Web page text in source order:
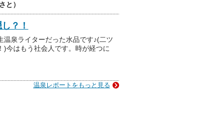
と）
？！
温泉ライターだった水品です♪(二ツ
)今はもう社会人です。時が経つに
温泉レポートをもっと見る